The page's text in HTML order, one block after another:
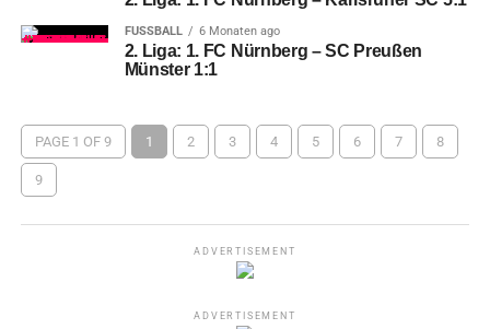
FUSSBALL 6 Monaten ago
2. Liga: 1. FC Nürnberg – SC Preußen
Münster 1:1
PAGE 1 OF 9 1 2 3 4 5 6 7 8
9
ADVERTISEMENT
ADVERTISEMENT